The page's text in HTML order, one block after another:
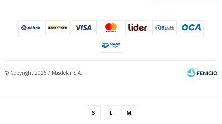
S L M
© Copyright 2026 / Masdelar S.A.